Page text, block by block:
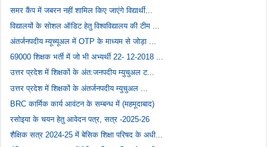
समर कैंप में जबरन नहीं शामिल किए जाएंगे विद्यार्थी...
विद्यालयों के सोशल ऑडिट हेतु विश्वविद्यालय की टीम ...
अंतर्जनपदीय म्यूच्यूअल में OTP के माध्यम से जोड़ा ...
69000 शिक्षक भर्ती में जो भी अभ्यर्थी 22- 12-2018 ...
उत्तर प्रदेश में शिक्षकों के अंत:जनपदीय म्युचुअल ट...
उत्तर प्रदेश में शिक्षकों के अंतर्जनपदीय म्युचुअल ...
BRC कार्मिक कार्य आवंटन के सम्बन्ध में (महमूदाबाद)
रसोइया के चयन हेतु आवेदन पत्र, सत्र -2025-26
शैक्षिक सत्र 2024-25 में बेसिक शिक्षा परिषद के अधी...